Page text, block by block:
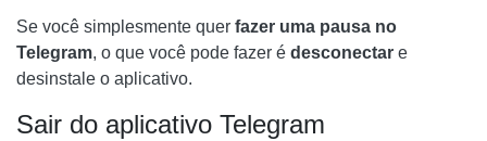
Se você simplesmente quer fazer uma pausa no
Telegram, o que você pode fazer é desconectar e
desinstale o aplicativo.
Sair do aplicativo Telegram